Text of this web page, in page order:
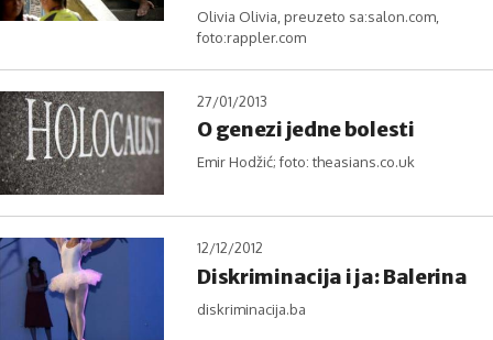
Olivia Olivia, preuzeto sa:salon.com,
foto:rappler.com
27/01/2013
O genezi jedne bolesti
Emir Hodžić; foto: theasians.co.uk
12/12/2012
Diskriminacija i ja: Balerina
diskriminacija.ba